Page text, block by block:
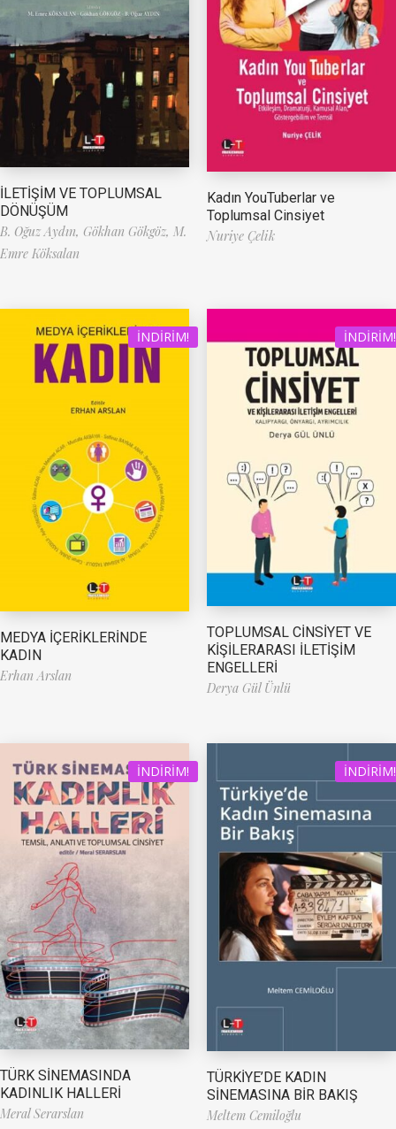
İLETİŞİM VE TOPLUMSAL
DÖNÜŞÜM
B. Oğuz Aydın, Gökhan Gökgöz, M.
Emre Köksalan
Kadın YouTuberlar ve
Toplumsal Cinsiyet
Nuriye Çelik
İNDIRIM!
MEDYA İÇERİKLERİNDE
KADIN
Erhan Arslan
İNDIRIM!
TOPLUMSAL CİNSİYET VE
KİŞİLERARASI İLETİŞİM
ENGELLERİ
Derya Gül Ünlü
İNDIRIM!
TÜRK SİNEMASINDA
KADINLIK HALLERİ
Meral Serarslan
İNDIRIM!
TÜRKİYE’DE KADIN
SİNEMASINA BİR BAKIŞ
Meltem Cemiloğlu